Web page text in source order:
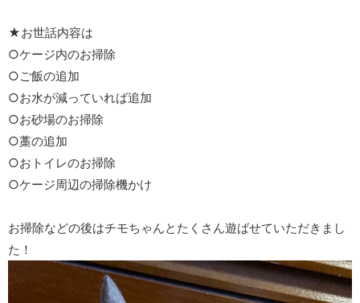
★お世話内容は
○ケージ内のお掃除
○ご飯の追加
○お水が減っていれば追加
○お砂場のお掃除
○藁の追加
○おトイレのお掃除
○ケージ周辺の掃除機かけ
お掃除などの後はチモちゃんとたくさん遊ばせていただきまし
た！